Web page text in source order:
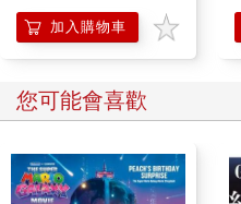
加入購物車
您可能會喜歡